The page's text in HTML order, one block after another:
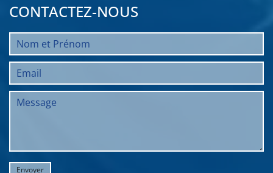
CONTACTEZ-NOUS